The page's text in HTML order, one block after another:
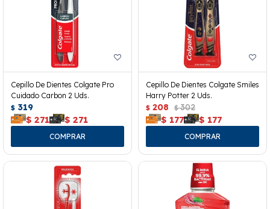
Cepillo De Dientes Colgate Pro
Cuidado Carbon 2 Uds.
$ 319
$ 271 $ 271
Cepillo De Dientes Colgate Smiles
Harry Potter 2 Uds.
$ 208 $ 302
$ 177 $ 177